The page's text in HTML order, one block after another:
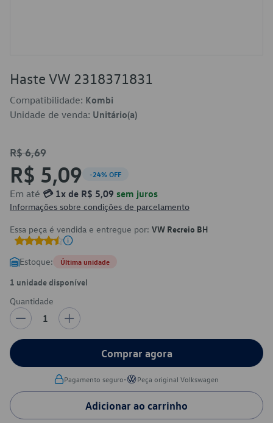
Haste VW 2318371831
Compatibilidade: Kombi
Unidade de venda: Unitário(a)
R$ 6,69
R$ 5,09 -24% OFF
Em até 💳 1x de R$ 5,09 sem juros
Informações sobre condições de parcelamento
Essa peça é vendida e entregue por: VW Recreio BH
Estoque: Última unidade
1 unidade disponível
Quantidade
1
Comprar agora
Pagamento seguro• Peça original Volkswagen
Adicionar ao carrinho